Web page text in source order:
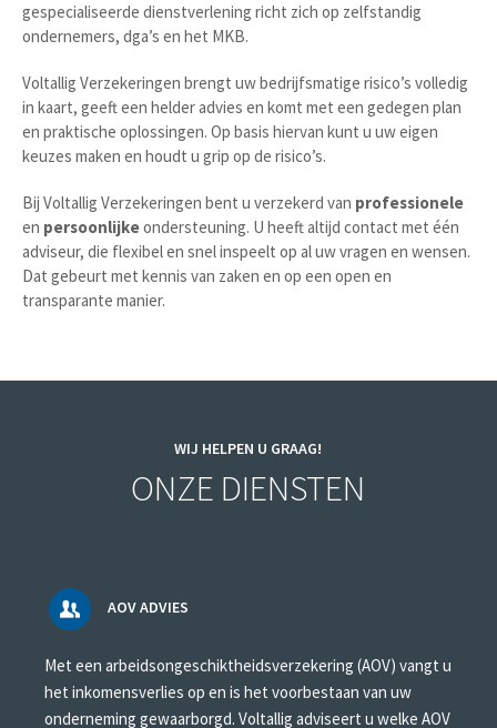
gespecialiseerde dienstverlening richt zich op zelfstandig
ondernemers, dga’s en het MKB.
Voltallig Verzekeringen brengt uw bedrijfsmatige risico’s volledig
in kaart, geeft een helder advies en komt met een gedegen plan
en praktische oplossingen. Op basis hiervan kunt u uw eigen
keuzes maken en houdt u grip op de risico’s.
Bij Voltallig Verzekeringen bent u verzekerd van professionele
en persoonlijkeondersteuning. U heeft altijd contact met één
adviseur, die flexibel en snel inspeelt op al uw vragen en wensen.
Dat gebeurt met kennis van zaken en op een open en
transparante manier.
WIJ HELPEN U GRAAG!
ONZE DIENSTEN
AOV ADVIES
Met een arbeidsongeschiktheidsverzekering (AOV) vangt u
het inkomensverlies op en is het voorbestaan van uw
onderneming gewaarborgd. Voltallig adviseert u welke AOV